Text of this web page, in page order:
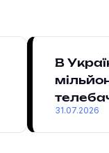
В
31.07.2026